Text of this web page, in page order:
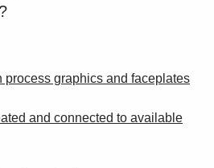
graphics and faceplates
and connected to available